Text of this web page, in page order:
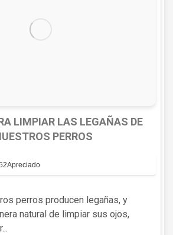
LIMPIAR LAS LEGAÑAS DE
PERROS
Apreciado
perros producen legañas, y
natural de limpiar sus ojos,